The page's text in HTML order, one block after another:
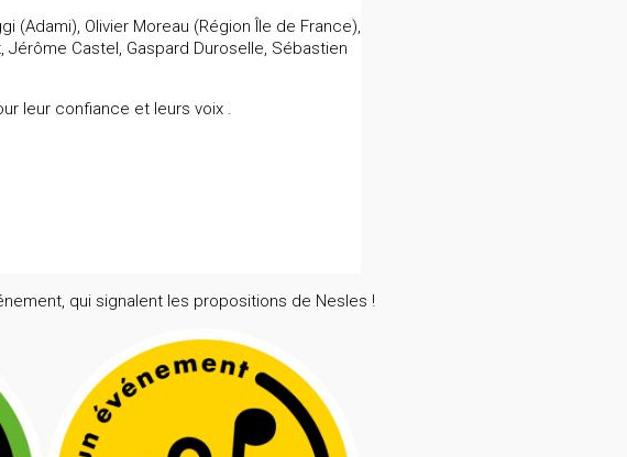
(Adami), Olivier Moreau (Région Île de France),
Jérôme Castel, Gaspard Duroselle, Sébastien
leur confiance et leurs voix .
qui signalent les propositions de Nesles !